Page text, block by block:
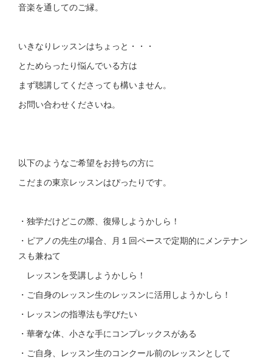
音楽を通してのご縁。
いきなりレッスンはちょっと・・・
とためらったり悩んでいる方は
まず聴講してくださっても構いません。
お問い合わせくださいね。
以下のようなご希望をお持ちの方に
こだまの東京レッスンはぴったりです。
・独学だけどこの際、復帰しようかしら！
・ピアノの先生の場合、月１回ペースで定期的にメンテナン
スも兼ねて
レッスンを受講しようかしら！
・ご自身のレッスン生のレッスンに活用しようかしら！
・レッスンの指導法も学びたい
・華奢な体、小さな手にコンプレックスがある
・ご自身、レッスン生のコンクール前のレッスンとして